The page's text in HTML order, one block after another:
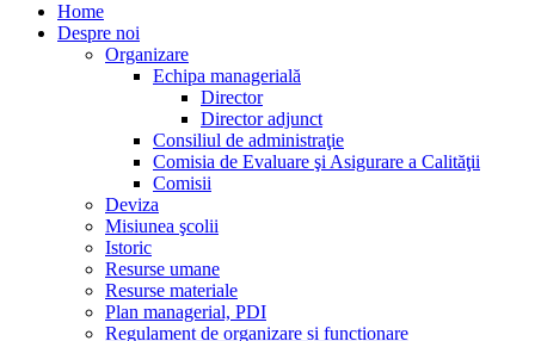
Home
Despre noi
Organizare
Echipa managerială
Director
Director adjunct
Consiliul de administraţie
Comisia de Evaluare şi Asigurare a Calităţii
Comisii
Deviza
Misiunea şcolii
Istoric
Resurse umane
Resurse materiale
Plan managerial, PDI
Regulament de organizare și funcționare